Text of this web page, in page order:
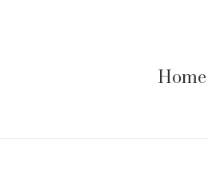
Home